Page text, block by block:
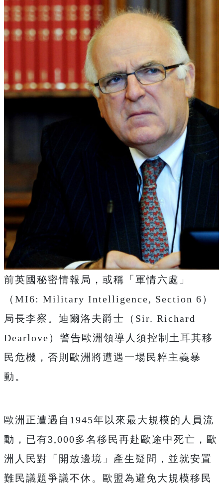
前英國秘密情報局，或稱「軍情六處」
（MI6: Military Intelligence, Section 6）
局長李察。迪爾洛夫爵士（Sir. Richard
Dearlove）警告歐洲領導人須控制土耳其移
民危機，否則歐洲將遭遇一場民粹主義暴
動。
歐洲正遭遇自1945年以來最大規模的人員流
動，已有3,000多名移民再赴歐途中死亡，歐
洲人民對「開放邊境」產生疑問，並就安置
難民議題爭議不休。歐盟為避免大規模移民